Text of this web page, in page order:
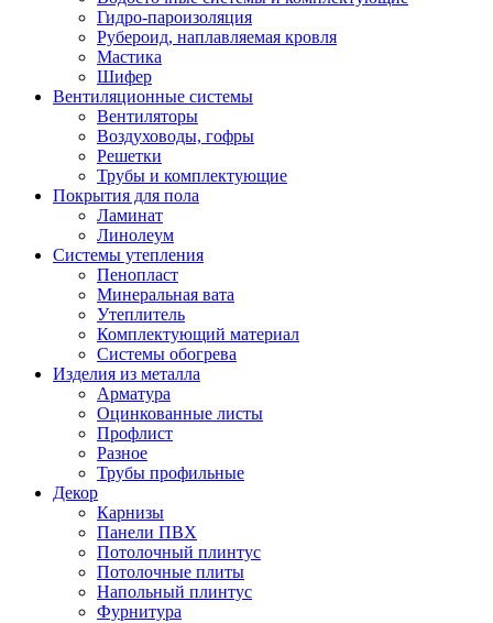
Гидро-пароизоляция
Рубероид, наплавляемая кровля
Мастика
Шифер
Вентиляционные системы
Вентиляторы
Воздуховоды, гофры
Решетки
Трубы и комплектующие
Покрытия для пола
Ламинат
Линолеум
Системы утепления
Пенопласт
Минеральная вата
Утеплитель
Комплектующий материал
Системы обогрева
Изделия из металла
Арматура
Оцинкованные листы
Профлист
Разное
Трубы профильные
Декор
Карнизы
Панели ПВХ
Потолочный плинтус
Потолочные плиты
Напольный плинтус
Фурнитура